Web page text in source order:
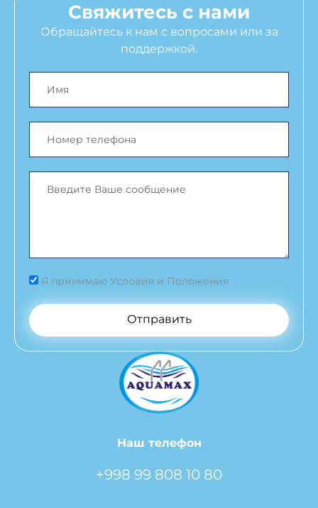
Свяжитесь с нами
Обращайтесь к нам с вопросами или за
поддержкой.
Я принимаю Условия и Положения
Отправить
Наш телефон
+998 99 808 10 80